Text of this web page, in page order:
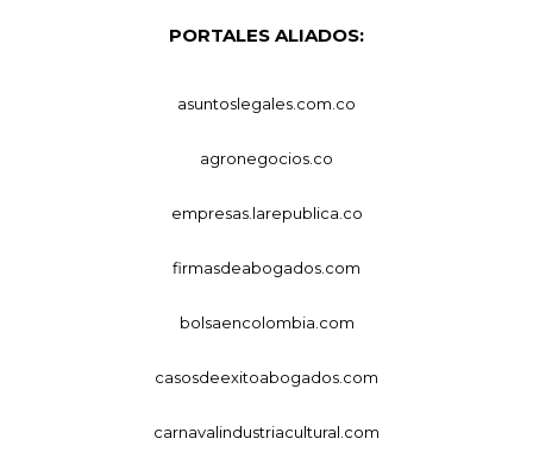
PORTALES ALIADOS:
asuntoslegales.com.co
agronegocios.co
empresas.larepublica.co
firmasdeabogados.com
bolsaencolombia.com
casosdeexitoabogados.com
carnavalindustriacultural.com